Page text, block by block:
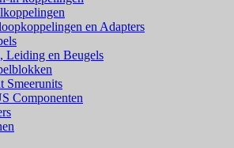
en Adapters
Leiding en Beugels
Smeerunits
Componenten